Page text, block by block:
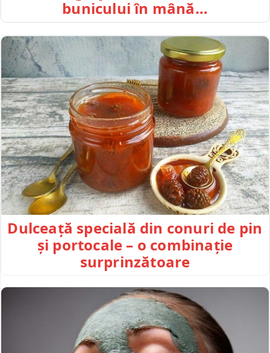
bunicului în mână…
Dulceață specială din conuri de pin
și portocale – o combinație
surprinzătoare